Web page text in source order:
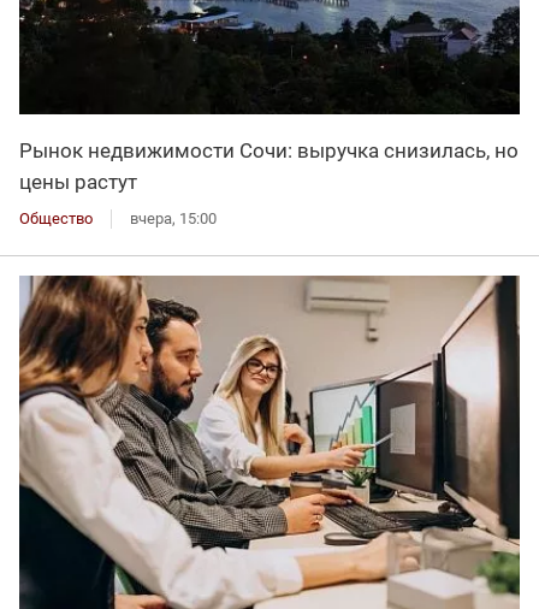
Рынок недвижимости Сочи: выручка снизилась, но
цены растут
Общество вчера, 15:00